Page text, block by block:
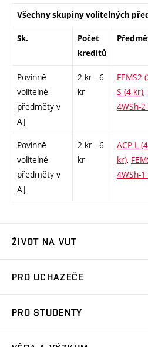
Všechny skupiny volitelných
Sk.
Počet
kreditů
Povinně
volitelné
předměty v
AJ
2 kr - 6
kr
FEMS2
S (4 kr),
4WSh-
Povinně
volitelné
předměty v
AJ
2 kr - 6
kr
ACP-L
kr),
4WSh-
ŽIVOT NA VUT
Koleje
PRO UCHAZEČE
Dny otevřených dveří
PRO STUDENTY